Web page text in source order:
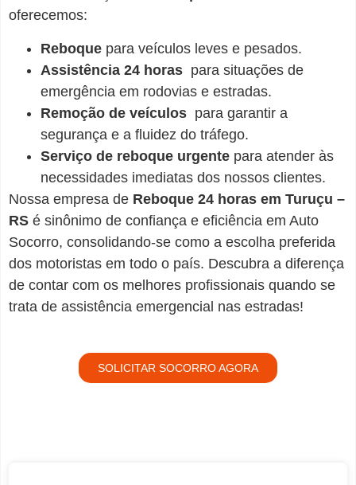
oferecemos:
Reboque para veículos leves e pesados.
Assistência 24 horas para situações de
emergência em rodovias e estradas.
Remoção de veículos para garantir a
segurança e a fluidez do tráfego.
Serviço de reboque urgente para atender às
necessidades imediatas dos nossos clientes.
Nossa empresa de Reboque 24 horas em Turuçu –
RS é sinônimo de confiança e eficiência em Auto
Socorro, consolidando-se como a escolha preferida
dos motoristas em todo o país. Descubra a diferença
de contar com os melhores profissionais quando se
trata de assistência emergencial nas estradas!
SOLICITAR SOCORRO AGORA